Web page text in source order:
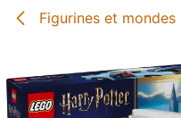
Figurines et mondes